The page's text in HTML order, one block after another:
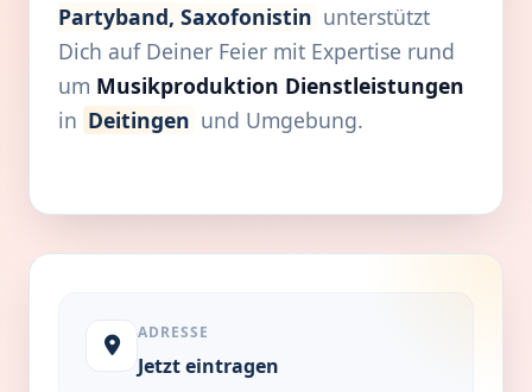
Partyband, Saxofonistin unterstützt
Dich auf Deiner Feier mit Expertise rund
um Musikproduktion Dienstleistungen
in Deitingen und Umgebung.
ADRESSE
Jetzt eintragen